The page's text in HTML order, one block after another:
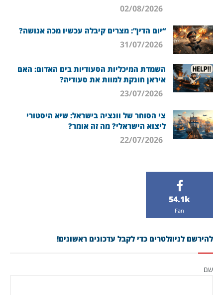
“יום הדין”: מצרים קיבלה עכשיו מכה אנושה?
השמדת המיכליות הסעודיות בים האדום: האם
איראן חונקת למוות את סעודיה?
צי הסוחר של וונציה בישראל: שיא היסטורי
ליצוא הישראלי? מה זה אומר?
54.1k
Fan
להירשם לניוזלטרים כדי לקבל עדכונים ראשונים!
שם